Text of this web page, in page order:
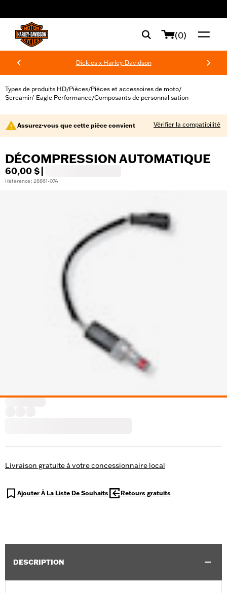
(0)
Dickies x Harley-Davidson
Types de produits HD/Pièces/Pièces et accessoires de moto/
Screamin' Eagle Performance/Composants de personnalisation
Assurez-vous que cette pièce convient Vérifier la compatibilité
DÉCOMPRESSION AUTOMATIQUE
60,00 $
Référence : 28861-07A
Livraison gratuite à votre concessionnaire local
Ajouter À La Liste De Souhaits Retours gratuits
DESCRIPTION